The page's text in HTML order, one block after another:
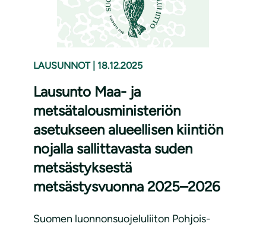
LAUSUNNOT 18.12.2025
Lausunto Maa- ja
metsätalousministeriön
asetukseen alueellisen kiintiön
nojalla sallittavasta suden
metsästyksestä
metsästysvuonna 2025–2026
Suomen luonnonsuojeluliiton Pohjois-